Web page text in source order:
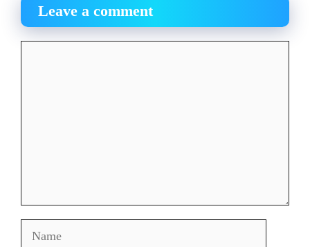
Leave a comment
Name